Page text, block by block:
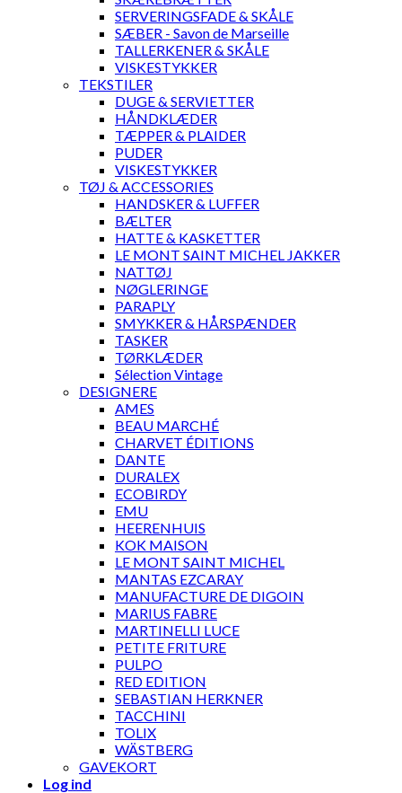
SERVERINGSFADE & SKÅLE
SÆBER - Savon de Marseille
TALLERKENER & SKÅLE
VISKESTYKKER
TEKSTILER
DUGE & SERVIETTER
HÅNDKLÆDER
TÆPPER & PLAIDER
PUDER
VISKESTYKKER
TØJ & ACCESSORIES
HANDSKER & LUFFER
BÆLTER
HATTE & KASKETTER
LE MONT SAINT MICHEL JAKKER
NATTØJ
NØGLERINGE
PARAPLY
SMYKKER & HÅRSPÆNDER
TASKER
TØRKLÆDER
Sélection Vintage
DESIGNERE
AMES
BEAU MARCHÉ
CHARVET ÉDITIONS
DANTE
DURALEX
ECOBIRDY
EMU
HEERENHUIS
KOK MAISON
LE MONT SAINT MICHEL
MANTAS EZCARAY
MANUFACTURE DE DIGOIN
MARIUS FABRE
MARTINELLI LUCE
PETITE FRITURE
PULPO
RED EDITION
SEBASTIAN HERKNER
TACCHINI
TOLIX
WÄSTBERG
GAVEKORT
Log ind